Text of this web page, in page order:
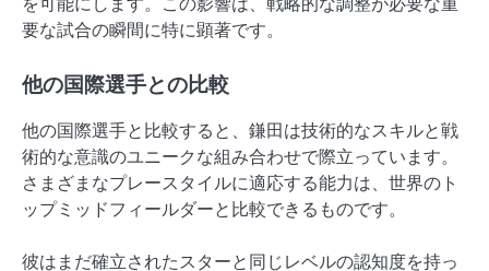
要な試合の瞬間に特に顕著です。
他の国際選手との比較
他の国際選手と比較すると、鎌田は技術的なスキルと戦
術的な意識のユニークな組み合わせで際立っています。
さまざまなプレースタイルに適応する能力は、世界のト
ップミッドフィールダーと比較できるものです。
彼はまだ確立されたスターと同じレベルの認知度を持っ